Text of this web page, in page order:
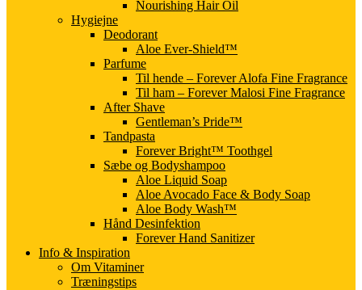
Nourishing Hair Oil
Hygiejne
Deodorant
Aloe Ever-Shield™
Parfume
Til hende – Forever Alofa Fine Fragrance
Til ham – Forever Malosi Fine Fragrance
After Shave
Gentleman’s Pride™
Tandpasta
Forever Bright™ Toothgel
Sæbe og Bodyshampoo
Aloe Liquid Soap
Aloe Avocado Face & Body Soap
Aloe Body Wash™
Hånd Desinfektion
Forever Hand Sanitizer
Info & Inspiration
Om Vitaminer
Træningstips